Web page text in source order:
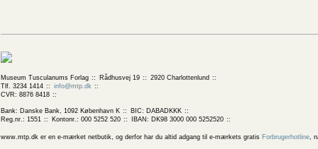
Museum Tusculanums Forlag Rådhusvej 19
2920 Charlottenlund
Tlf. 3234 1414
info@mtp.dk
CVR: 8876 8418
Bank: Danske Bank, 1092 København K
BIC: DABADKKK
Reg.nr.: 1551
Kontonr.: 000 5252 520 IBAN: DK98 3000 000 5252520
www.mtp.dk er en e-mærket netbutik, og derfor har du altid adgang til e-mærkets gratis Forbrugerhotline,